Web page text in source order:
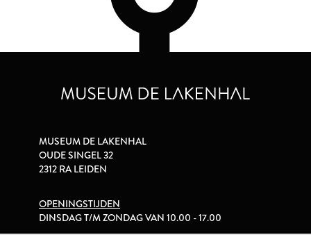
MUSEUM DE LAKENHAL
OUDE SINGEL 32
2312 RA LEIDEN
OPENINGSTIJDEN
DINSDAG T/M ZONDAG VAN 10.00 - 17.00